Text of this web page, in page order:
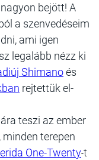
bejött! A
a szenvedéseim
ami igen
legalább nézz ki
Shimanoés
rejtettük el-
teszi az ember
terepen
One-Twenty-t